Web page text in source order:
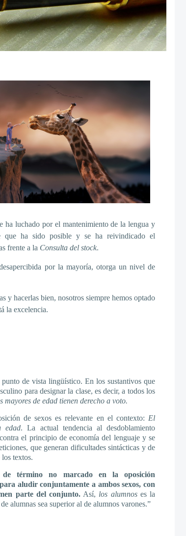
luchado por el mantenimiento de la lengua y
que ha sido posible y se ha reivindicado el
frente a la Consulta del stock.
por la mayoría, otorga un nivel de
y hacerlas bien, nosotros siempre hemos optado
la excelencia.
de vista lingüístico. En los sustantivos que
para designar la clase, es decir, a todos los
mayores de edad tienen derecho a voto.
de sexos es relevante en el contexto: El
edad. La actual tendencia al desdoblamiento
el principio de economía del lenguaje y se
que generan dificultades sintácticas y de
textos.
término no marcado en la oposición
aludir conjuntamente a ambos sexos, con
parte del conjunto.Así, los alumnoses la
alumnas sea superior al de alumnos varones.”